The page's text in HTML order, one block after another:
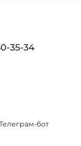
35-34
бот